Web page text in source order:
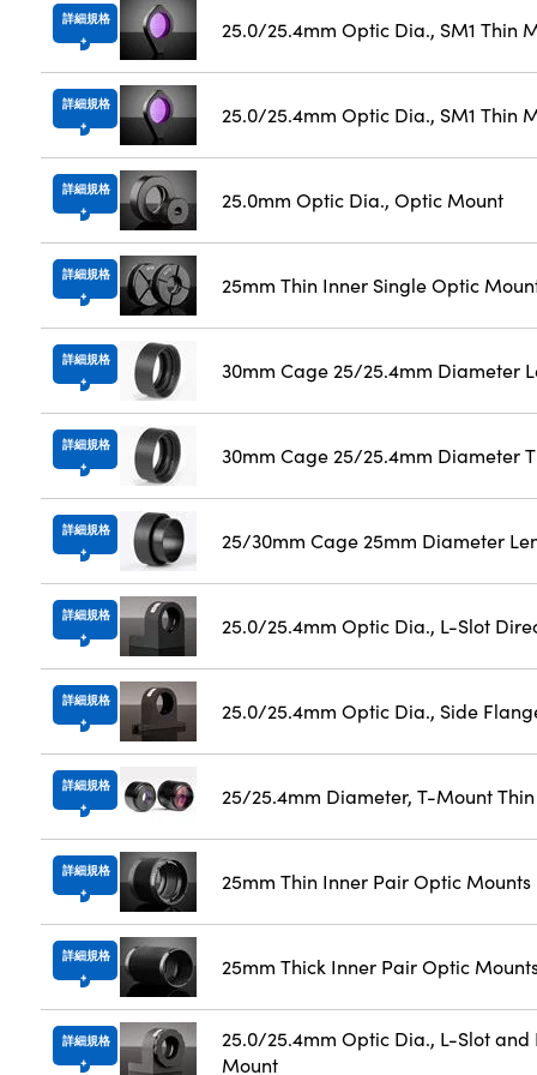
詳細規格 25.0/25.4mm Optic Dia., SM1 Thin
詳細規格 25.0/25.4mm Optic Dia., SM1 Thin
詳細規格 25.0mm Optic Dia., Optic Mount
詳細規格 25mm Thin Inner Single Optic
詳細規格 30mm Cage 25/25.4mm Diameter
詳細規格 30mm Cage 25/25.4mm Diameter
詳細規格 25/30mm Cage 25mm Diameter
詳細規格 25.0/25.4mm Optic Dia., L-Slot
詳細規格 25.0/25.4mm Optic Dia., Side
詳細規格 25/25.4mm Diameter, T-Mount
詳細規格 25mm Thin Inner Pair Optic Mounts
詳細規格 25mm Thick Inner Pair Optic
詳細規格
25.0/25.4mm Optic Dia., L-Slot and
Mount